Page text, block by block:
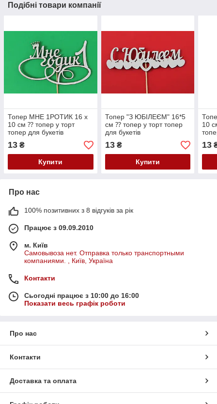
Подібні товари компанії
Топер МНЕ 1РОТИК 16 х
10 см ⁇ топер у торт
топер для букетів
13 ₴
Купити
Топер "З ЮБІЛЕЄМ" 16*5
см ⁇ топер у торт топер
для букетів
13₴
Купити
10
13
Про нас
100% позитивних з 8 відгуків за рік
Працює з 09.09.2010
м. Київ
Самовывоза нет. Отправка только транспортными
компаниями. , Київ, Україна
Контакти
Сьогодні працює з 10:00 до 16:00
Показати весь графік роботи
Про нас
Контакти
Доставка та оплата